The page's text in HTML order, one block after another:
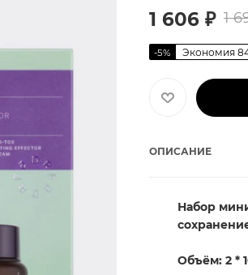
1 606 ₽ 1
-5% Экономия
ОПИСАНИЕ
Набор
Объём: 2 *